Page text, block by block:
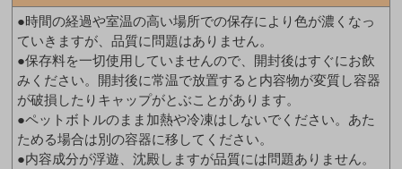
●時間の経過や室温の高い場所での保存により色が濃くなっ
ていきますが、品質に問題はありません。
●保存料を一切使用していませんので、開封後はすぐにお飲
みください。開封後に常温で放置すると内容物が変質し容器
が破損したりキャップがとぶことがあります。
●ペットボトルのまま加熱や冷凍はしないでください。あた
ためる場合は別の容器に移してください。
●内容成分が浮遊、沈殿しますが品質には問題ありません。